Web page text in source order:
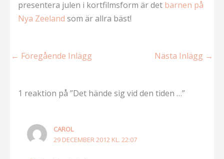
presentera julen i kortfilmsform är det barnen på
Nya Zeeland som är allra bäst!
← Föregående Inlägg Nästa Inlägg →
1 reaktion på ”Det hände sig vid den tiden …”
CAROL
29 DECEMBER 2012 KL. 22:07